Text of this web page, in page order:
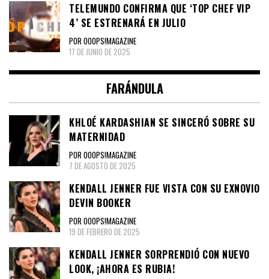
TELEMUNDO CONFIRMA QUE ‘TOP CHEF VIP
4’ SE ESTRENARÁ EN JULIO
POR OOOPS!MAGAZINE
17 DE JUNIO DE 2025
FARÁNDULA
KHLOÉ KARDASHIAN SE SINCERÓ SOBRE SU
MATERNIDAD
POR OOOPS!MAGAZINE
7 DE AGOSTO DE 2025
KENDALL JENNER FUE VISTA CON SU EXNOVIO
DEVIN BOOKER
POR OOOPS!MAGAZINE
19 DE FEBRERO DE 2025
KENDALL JENNER SORPRENDIÓ CON NUEVO
LOOK, ¡AHORA ES RUBIA!